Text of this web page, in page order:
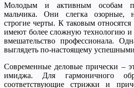
Молодым и активным особам
мальчика. Они слегка озорные,
строгие черты. К таковым
имеют более сложную технологию и
вмешательство профессионала.
выглядеть по-настоящему
Современные деловые прически –
имиджа. Для гармоничного
соответствующие стрижки и